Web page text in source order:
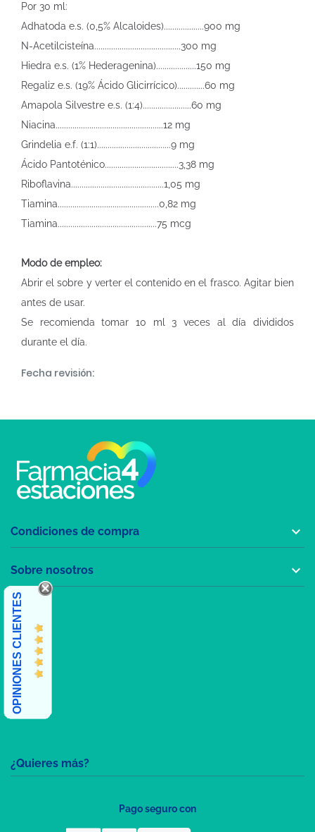
Por 30 ml:
Adhatoda e.s. (0,5% Alcaloides)...................900 mg
N-Acetilcisteína.........................................300 mg
Hiedra e.s. (1% Hederagenina)...................150 mg
Regaliz e.s. (19% Ácido Glicirrícico).............60 mg
Amapola Silvestre e.s. (1:4).......................60 mg
Niacina...................................................12 mg
Grindelia e.f. (1:1)...................................9 mg
Ácido Pantoténico...................................3,38 mg
Riboflavina............................................1,05 mg
Tiamina................................................0,82 mg
Tiamina...............................................75 mcg
Modo de empleo:
Abrir el sobre y verter el contenido en el frasco. Agitar bien
antes de usar.
Se recomienda tomar 10 ml 3 veces al día divididos
durante el día.
Fecha revisión:
¿Quieres más?
Condiciones de compra 
Sobre nosotros 
OPINIONES CLIENTES
Pago seguro con